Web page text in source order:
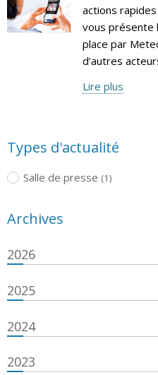
actions
vous présente
place par
d’autres
Lire plus
Types d'actualité
Salle de presse (1)
Archives
2026
2025
2024
2023